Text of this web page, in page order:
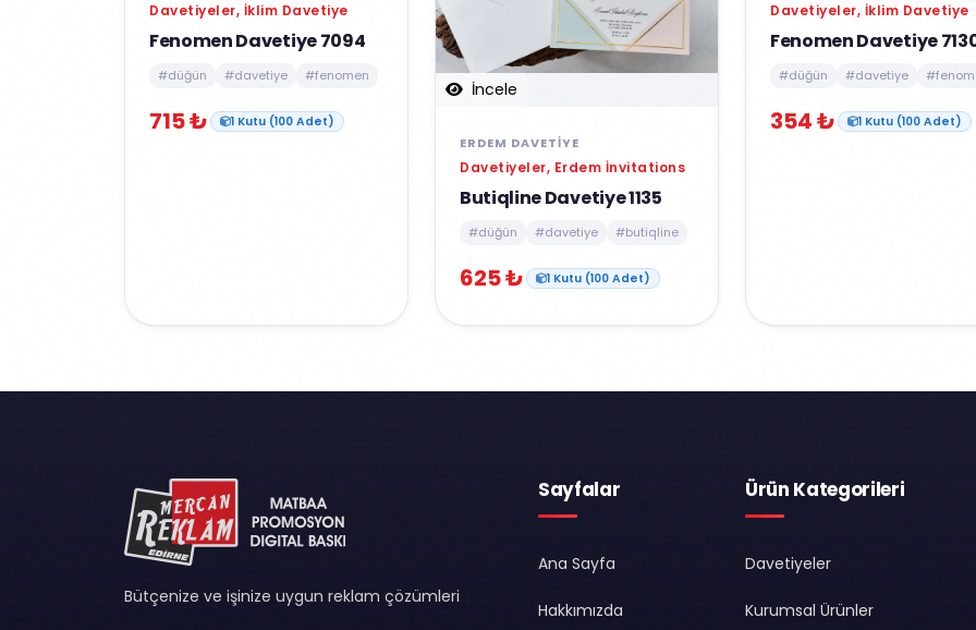
Davetiyeler, İklim Davetiye
Fenomen Davetiye 7094
#düğün #davetiye #fenomen
715 ₺ 1 Kutu (100 Adet)
İncele
ERDEM DAVETIYE
Davetiyeler, Erdem İnvitations
Butiqline Davetiye 1135
#düğün #davetiye #butiqline
625 ₺ 1 Kutu (100 Adet)
Davetiyeler, İklim Davetiye
Fenomen Davetiye
#düğün #davetiye
354 ₺ 1 Kutu (100 Adet)
Bütçenize ve işinize uygun reklam çözümleri
Sayfalar
Ana Sayfa
Hakkımızda
Ürün Kategorileri
Davetiyeler
Kurumsal Ürünler